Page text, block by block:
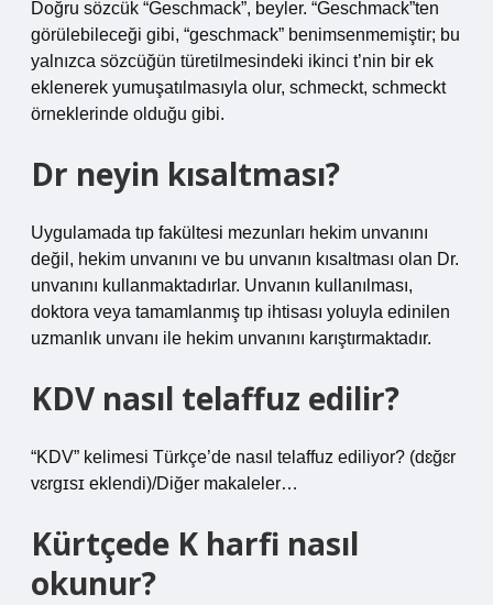
Doğru sözcük “Geschmack”, beyler. “Geschmack”ten
görülebileceği gibi, “geschmack” benimsenmemiştir; bu
yalnızca sözcüğün türetilmesindeki ikinci t’nin bir ek
eklenerek yumuşatılmasıyla olur, schmeckt, schmeckt
örneklerinde olduğu gibi.
Dr neyin kısaltması?
Uygulamada tıp fakültesi mezunları hekim unvanını
değil, hekim unvanını ve bu unvanın kısaltması olan Dr.
unvanını kullanmaktadırlar. Unvanın kullanılması,
doktora veya tamamlanmış tıp ihtisası yoluyla edinilen
uzmanlık unvanı ile hekim unvanını karıştırmaktadır.
KDV nasıl telaffuz edilir?
“KDV” kelimesi Türkçe’de nasıl telaffuz ediliyor? (dɛğɛr
vɛrɡɪsɪ eklendi)/Diğer makaleler…
Kürtçede K harfi nasıl
okunur?